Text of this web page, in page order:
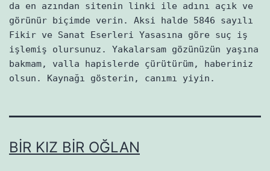
da en azından sitenin linki ile adını açık ve
görünür biçimde verin. Aksi halde 5846 sayılı
Fikir ve Sanat Eserleri Yasasına göre suç iş
işlemiş olursunuz. Yakalarsam gözünüzün yaşına
bakmam, valla hapislerde çürütürüm, haberiniz
olsun. Kaynağı gösterin, canımı yiyin.
BIR KIZ BIR OĞLAN